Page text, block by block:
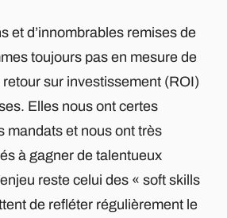
et d’innombrables remises de
toujours pas en mesure de
sur investissement (ROI)
Elles nous ont certes
mandats et nous ont très
à gagner de talentueux
reste celui des « soft skills
de refléter régulièrement le